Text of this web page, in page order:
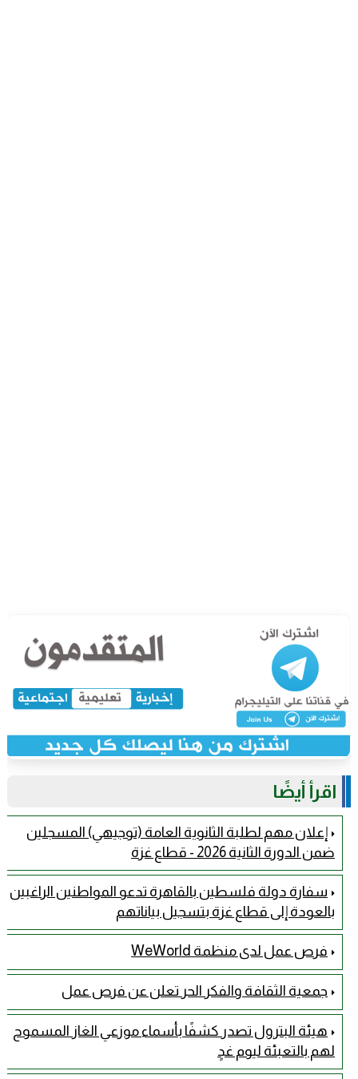
اقرأ أيضًا
إعلان مهم لطلبة الثانوية العامة (توجيهي) المسجلين
ضمن الدورة الثانية 2026 - قطاع غزة
سفارة دولة فلسطين بالقاهرة تدعو المواطنين الراغبين
بالعودة إلى قطاع غزة بتسجيل بياناتهم
فرص عمل لدى منظمة WeWorld
جمعية الثقافة والفكر الحر تعلن عن فرص عمل
هيئة البترول تصدر كشفًا بأسماء موزعي الغاز المسموح
لهم بالتعبئة ليوم غدٍ